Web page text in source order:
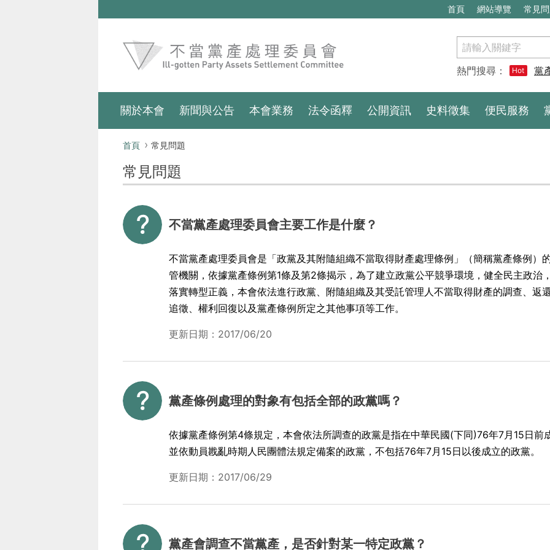
首頁 網站導覽 常見
搜
尋
熱門搜尋：
Hot 黨
關於本會 新聞與公告 本會業務 法令函釋 公開資訊 史料徵集 便民服務
首頁 常見問題
常見問題
不當黨產處理委員會主要工作是什麼？
不當黨產處理委員會是「政黨及其附隨組織不當取得財產處理條例」（簡稱黨產條例）
管機關，依據黨產條例第1條及第2條揭示，為了建立政黨公平競爭環境，健全民主政治
落實轉型正義，本會依法進行政黨、附隨組織及其受託管理人不當取得財產的調查、返還
追徵、權利回復以及黨產條例所定之其他事項等工作。
更新日期：2017/06/20
黨產條例處理的對象有包括全部的政黨嗎？
依據黨產條例第4條規定，本會依法所調查的政黨是指在中華民國(下同)76年7月15日前
並依動員戡亂時期人民團體法規定備案的政黨，不包括76年7月15日以後成立的政黨。
更新日期：2017/06/29
黨產會調查不當黨產，是否針對某一特定政黨？